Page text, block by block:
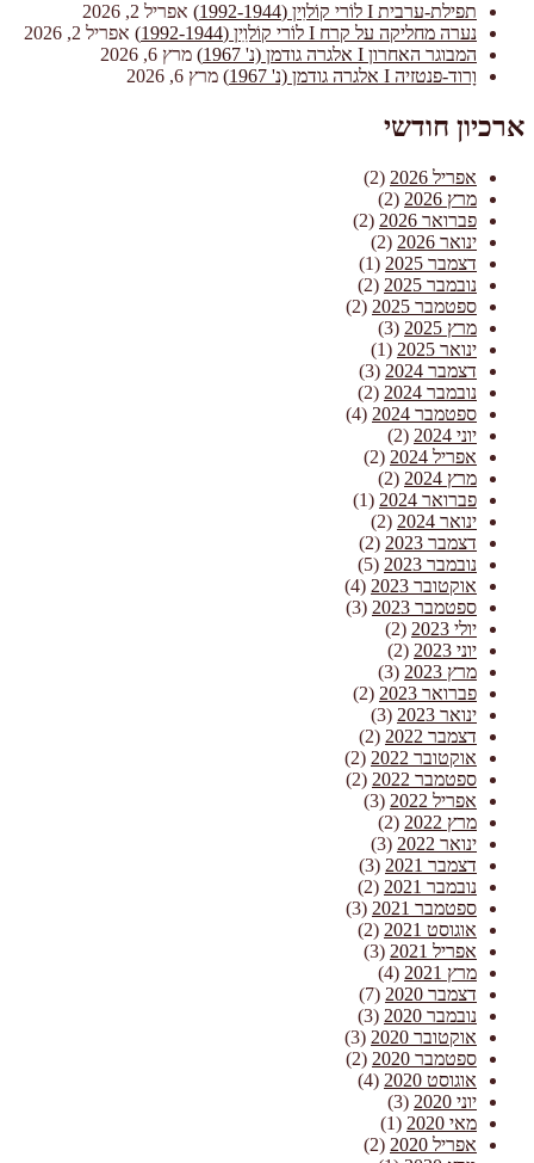
תפילת-ערבית I לוֹרי קוֹלוִין (1992-1944)
אפריל 2, 2026
נערה מחליקה על קרח I לוֹרי קוֹלוִִין (1992-1944)
אפריל 2, 2026
המבוגר האחרון I אלגרה גודמן (נ' 1967)
מרץ 6, 2026
וָרוד-פנטזיה I אלגרה גודמן (נ' 1967)
מרץ 6, 2026
ארכיון חודשי
אפריל 2026
(2)
מרץ 2026
(2)
פברואר 2026
(2)
ינואר 2026
(2)
דצמבר 2025
(1)
נובמבר 2025
(2)
ספטמבר 2025
(2)
מרץ 2025
(3)
ינואר 2025
(1)
דצמבר 2024
(3)
נובמבר 2024
(2)
ספטמבר 2024
(4)
יוני 2024
(2)
אפריל 2024
(2)
מרץ 2024
(2)
פברואר 2024
(1)
ינואר 2024
(2)
דצמבר 2023
(2)
נובמבר 2023
(5)
אוקטובר 2023
(4)
ספטמבר 2023
(3)
יולי 2023
(2)
יוני 2023
(2)
מרץ 2023
(3)
פברואר 2023
(2)
ינואר 2023
(3)
דצמבר 2022
(2)
אוקטובר 2022
(2)
ספטמבר 2022
(2)
אפריל 2022
(3)
מרץ 2022
(2)
ינואר 2022
(3)
דצמבר 2021
(3)
נובמבר 2021
(2)
ספטמבר 2021
(3)
אוגוסט 2021
(2)
אפריל 2021
(3)
מרץ 2021
(4)
דצמבר 2020
(7)
נובמבר 2020
(3)
אוקטובר 2020
(3)
ספטמבר 2020
(2)
אוגוסט 2020
(4)
יוני 2020
(3)
מאי 2020
(1)
אפריל 2020
(2)